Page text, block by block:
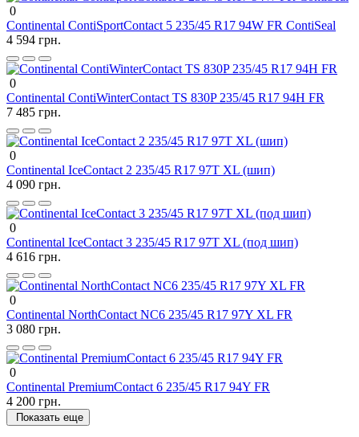
0
Continental ContiSportContact 5 235/45 R17 94W FR ContiSeal
4 594 грн.
0
Continental ContiWinterContact TS 830P 235/45 R17 94H FR
7 485 грн.
0
Continental IceContact 2 235/45 R17 97T XL (шип)
4 090 грн.
0
Continental IceContact 3 235/45 R17 97T XL (под шип)
4 616 грн.
0
Continental NorthContact NC6 235/45 R17 97Y XL FR
3 080 грн.
0
Continental PremiumContact 6 235/45 R17 94Y FR
4 200 грн.
Показать еще